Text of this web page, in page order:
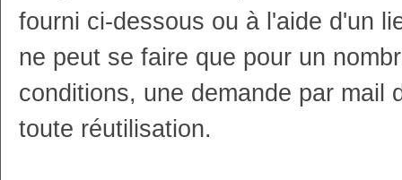
fourni ci-dessous ou à l'aide d'un
ne peut se faire que pour un
conditions, une demande par mail
toute réutilisation.